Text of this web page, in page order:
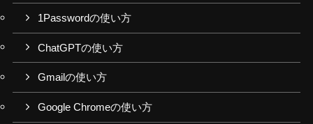
1Passwordの使い方
ChatGPTの使い方
Gmailの使い方
Google Chromeの使い方